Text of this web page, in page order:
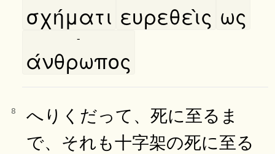
σχήματι ευρεθεὶς ως
άνθρωπος
-
8
へりくだって、死に至るま
で、それも十字架の死に至る